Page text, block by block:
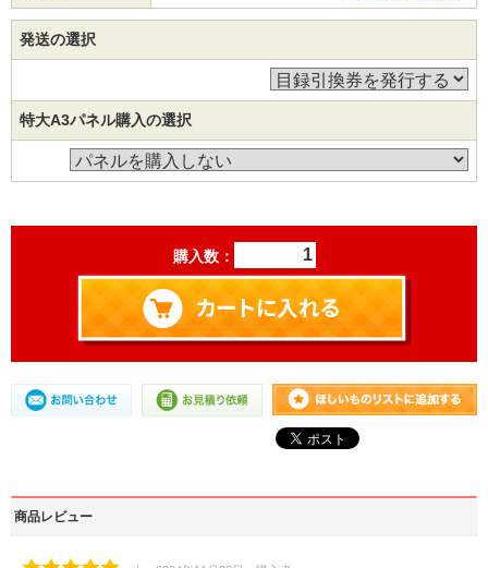
発送の選択
特大A3パネル購入の選択
購入数：
商品レビュー